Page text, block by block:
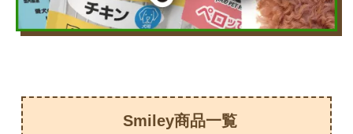
Smiley商品一覧